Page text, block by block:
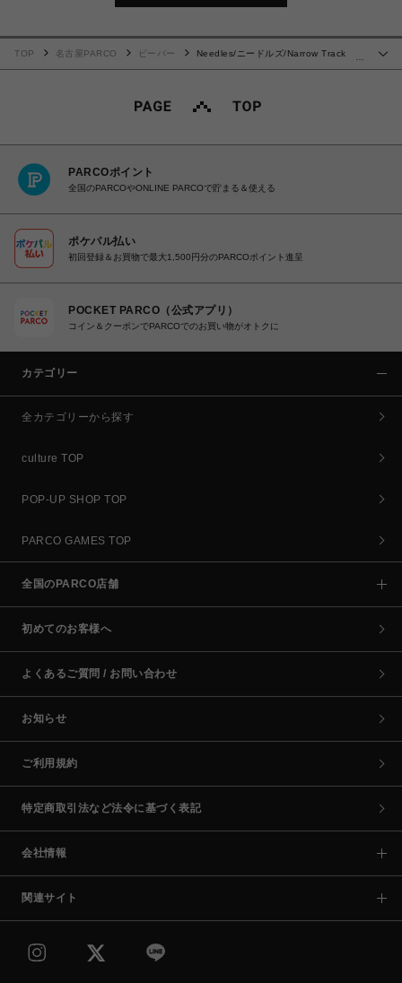
…
TOP 名古屋PARCO ビーバー
Needles/ニードルズ/Narrow Track
PARCOポイント
全国のPARCOやONLINE PARCOで貯まる＆使える
ポケパル払い
初回登録＆お買物で最大1,500円分のPARCOポイント進呈
POCKET PARCO（公式アプリ）
コイン＆クーポンでPARCOでのお買い物がオトクに
カテゴリー
全カテゴリーから探す
culture TOP
POP-UP SHOP TOP
PARCO GAMES TOP
全国のPARCO店舗
初めてのお客様へ
よくあるご質問 / お問い合わせ
お知らせ
ご利用規約
特定商取引法など法令に基づく表記
会社情報
関連サイト